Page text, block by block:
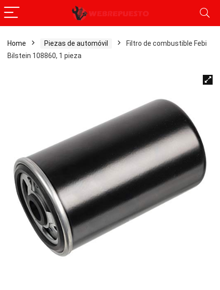
Home Piezas de automóvil
Filtro de combustible Febi
Bilstein 108860, 1 pieza